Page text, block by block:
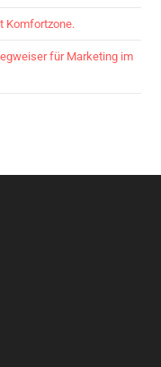
Komfortzone.
für Marketing im